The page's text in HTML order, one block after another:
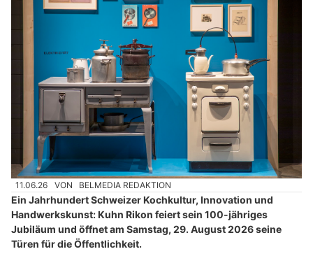
11.06.26 VON BELMEDIA REDAKTION
Ein Jahrhundert Schweizer Kochkultur, Innovation und
Handwerkskunst: Kuhn Rikon feiert sein 100-jähriges
Jubiläum und öffnet am Samstag, 29. August 2026 seine
Türen für die Öffentlichkeit.